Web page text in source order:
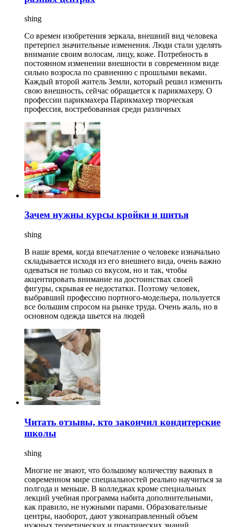
shing
Со времен изобретения зеркала, внешний вид человека
претерпел значительные изменения. Люди стали уделять
внимание своим волосам, лицу, коже. Потребность в
постоянном изменении внешности в современном виде
сильно возросла по сравнению с прошлыми веками.
Каждый второй житель Земли, который решил изменить
свою внешность, сейчас обращается к парикмахеру. О
профессии парикмахера Парикмахер творческая
профессия, востребованная среди различных
Зачем нужны курсы кройки и шитья
shing
В наше время, когда впечатление о человеке изначально
складывается исходя из его внешнего вида, очень важно
одеваться не только со вкусом, но и так, чтобы
акцентировать внимание на достоинствах своей
фигуры, скрывая ее недостатки. Поэтому человек,
выбравший профессию портного-модельера, пользуется
все большим спросом на рынке труда. Очень жаль, но в
основном одежда шьется на людей
Читать отзывы, кто закончил кондитерские
школы
shing
Многие не знают, что большому количеству важных в
современном мире специальностей реально научиться за
полгода и меньше. В колледжах кроме специальных
лекций учебная программа набита дополнительными,
как правило, не нужными парами. Образовательные
центры, наоборот, дают узконаправленный объем
нужных теоретических и практических знаний.